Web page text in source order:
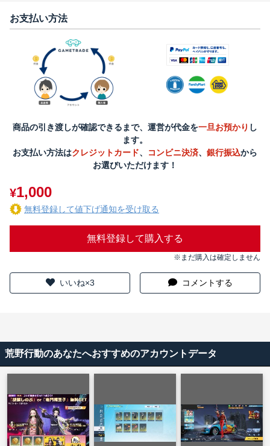
お支払い方法
商品の引き渡しが確認できるまで、運営が代金を一旦お預かり し
ます。
お支払い方法はクレジットカード、 コンビニ決済、 銀行振込から
お選びいただけます！
¥1,000
無料登録して値下げ通知を受け取る
無料登録して購入する
※まだ購入は確定しません
いいね×3 コメントする
荒野行動のあなたへおすすめのアカウントデータ